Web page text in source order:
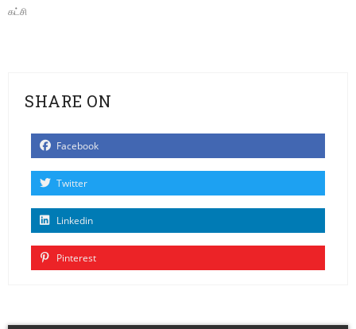
கட்சி
SHARE ON
Facebook
Twitter
Linkedin
Pinterest